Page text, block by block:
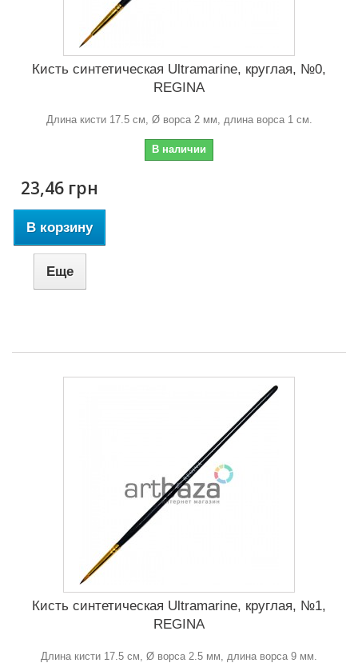
Кисть синтетическая Ultramarine, круглая, №0,
REGINA
Длина кисти 17.5 см, Ø ворса 2 мм, длина ворса 1 см.
В наличии
23,46 грн
В корзину
Еще
Кисть синтетическая Ultramarine, круглая, №1,
REGINA
Длина кисти 17.5 см, Ø ворса 2.5 мм, длина ворса 9 мм.